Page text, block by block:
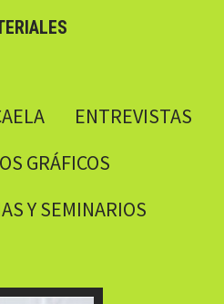
ENTREVISTAS
GRÁFICOS
Y SEMINARIOS